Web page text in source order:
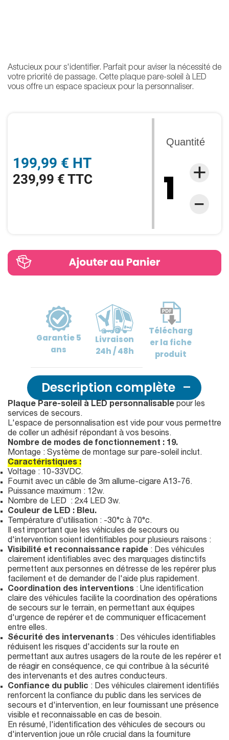
199,99 € HT
239,99 € TTC
Quantité
Astucieux pour s'identifier. Parfait pour aviser la nécessité de
votre priorité de passage. Cette plaque pare-soleil à LED
vous offre un espace spacieux pour la personnaliser.
Garantie5
ans
Livraison
24h / 48h
Télécharg
erla fiche
produit
Description complète
Plaque Pare-soleil à LED personnalisable pour les
services de secours.
L'espace de personnalisation est vide pour vous permettre
de coller un adhésif répondant à vos besoins.
Nombre de modes de fonctionnement : 19.
Montage : Système de montage sur pare-soleil inclut.
Caractéristiques :
Voltage : 10-33VDC.
Fournit avec un câble de 3m allume-cigare A13-76.
Puissance maximum : 12w.
Nombre de LED : 2x4 LED 3w.
Couleur de LED : Bleu.
Température d'utilisation : -30°c à 70°c.
Il est important que les véhicules de secours ou
d'intervention soient identifiables pour plusieurs raisons :
Visibilité et reconnaissance rapide : Des véhicules
clairement identifiables avec des marquages distinctifs
permettent aux personnes en détresse de les repérer plus
facilement et de demander de l'aide plus rapidement.
Coordination des interventions : Une identification
claire des véhicules facilite la coordination des opérations
de secours sur le terrain, en permettant aux équipes
d'urgence de repérer et de communiquer efficacement
entre elles.
Sécurité des intervenants : Des véhicules identifiables
réduisent les risques d'accidents sur la route en
permettant aux autres usagers de la route de les repérer et
de réagir en conséquence, ce qui contribue à la sécurité
des intervenants et des autres conducteurs.
Confiance du public : Des véhicules clairement identifiés
renforcent la confiance du public dans les services de
secours et d'intervention, en leur fournissant une présence
visible et reconnaissable en cas de besoin.
En résumé, l'identification des véhicules de secours ou
d'intervention joue un rôle crucial dans la fourniture